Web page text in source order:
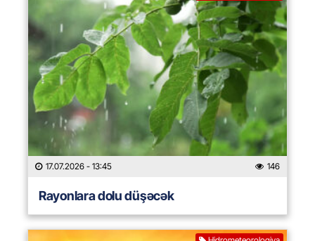
17.07.2026 - 13:45 146
Rayonlara dolu düşəcək